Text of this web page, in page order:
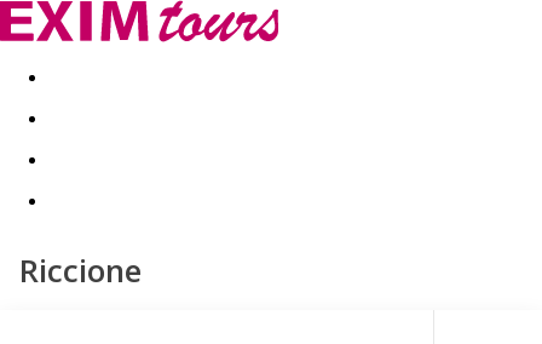
Akční nabídky Last minute
Riccione